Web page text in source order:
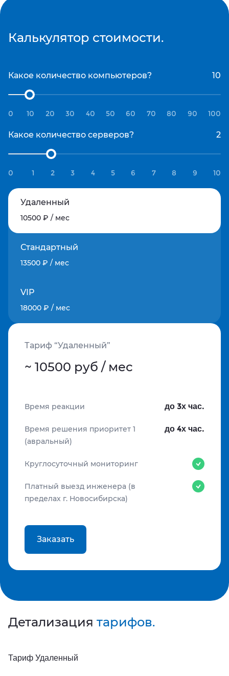
Калькулятор стоимости.
Какое количество компьютеров?
0 10 20 30 40 50 60 70 80 90 100
Какое количество серверов?
0 1 2 3 4 5 6 7 8 9 10
Удаленный
10500 ₽ / мес
Стандартный
13500 ₽ / мес
VIP
18000 ₽ / мес
Тариф “Удаленный”
~ 10500 руб / мес
Время реакции до 3х час.
Время решения приоритет 1
(авральный)
до 4х час.
Круглосуточный мониторинг
Платный выезд инженера (в
пределах г. Новосибирска)
Заказать
Детализация тарифов.
Тариф Удаленный